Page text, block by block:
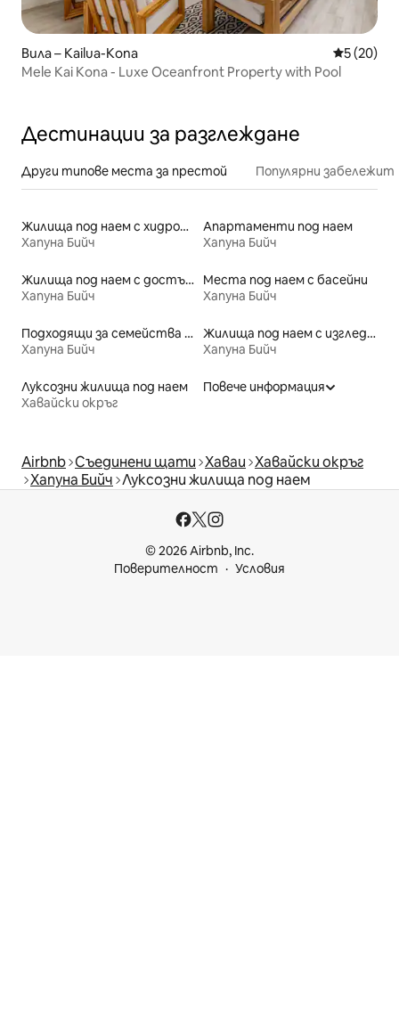
Вила – Kailua-Kona Средна
5 (20)
Mele Kai Kona - Luxe Oceanfront Property with Pool
Дестинации за разглеждане
Други типове места за престой Популярни
Жилища под наем с хидромасажна вана
Хапуна Бийч
Апартаменти под наем
Хапуна Бийч
Жилища под наем с достъп до плажа
Хапуна Бийч
Места под наем с басейни
Хапуна Бийч
Подходящи за семейства места под наем
Хапуна Бийч
Жилища под наем с изглед към плажа
Хапуна Бийч
Луксозни жилища под наем
Хавайски окръг
Повече информация
Airbnb Съединени щати Хаваи Хавайски окръг
Хапуна Бийч Луксозни жилища под наем
© 2026 Airbnb, Inc.
Поверителност
Условия